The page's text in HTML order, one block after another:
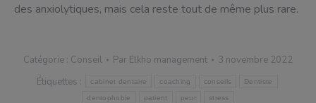
des anxiolytiques, mais cela reste tout de même plus rare.
Catégorie : Conseil Par Elkho management
3 novembre 2022
Étiquettes :
cabinet dentaire coaching conseils Dentiste
dentophobie patient peur stress